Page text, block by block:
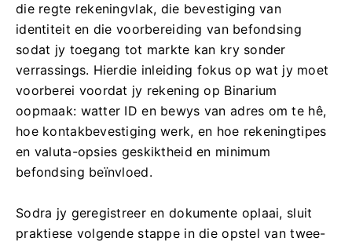
die regte rekeningvlak, die bevestiging van
identiteit en die voorbereiding van befondsing
sodat jy toegang tot markte kan kry sonder
verrassings. Hierdie inleiding fokus op wat jy moet
voorberei voordat jy rekening op Binarium
oopmaak: watter ID en bewys van adres om te hê,
hoe kontakbevestiging werk, en hoe rekeningtipes
en valuta-opsies geskiktheid en minimum
befondsing beïnvloed.
Sodra jy geregistreer en dokumente oplaai, sluit
praktiese volgende stappe in die opstel van twee-